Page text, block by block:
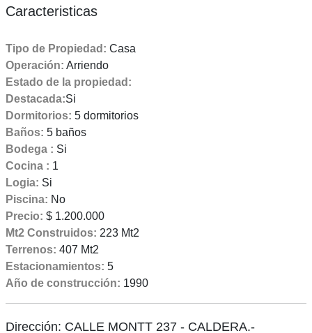
Caracteristicas
Tipo de Propiedad: Casa
Operación: Arriendo
Estado de la propiedad:
Destacada:Si
Dormitorios: 5 dormitorios
Baños: 5 baños
Bodega : Si
Cocina : 1
Logia: Si
Piscina: No
Precio: $ 1.200.000
Mt2 Construidos: 223 Mt2
Terrenos: 407 Mt2
Estacionamientos: 5
Año de construcción: 1990
Dirección: CALLE MONTT 237 - CALDERA.-